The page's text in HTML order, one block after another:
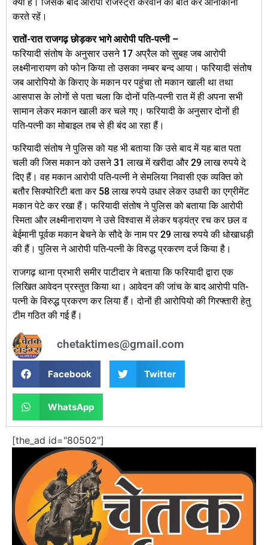
करते रहें।
रातों-रात राजगढ़ छोड़कर भागे आरोपी पति-पत्नी –
फरियादी संतोष के अनुसार उसने 17 अप्रैल को सुबह जब आरोपी
लक्ष्मीनारायण को फोन किया तो उसका नम्बर बन्द आया। फरियादी संतोष
जब आरोपियो के किराए के मकान पर पहुंचा तो मकान खाली था तथा
आसपास के लोगों से पता चला कि दोनों पति-पत्नी रात में ही अपना सभी
सामान लेकर मकान खाली कर चले गए। फरियादी के अनुसार दोनों ही
पति-पत्नी का मोबाइल तब से ही बंद आ रहा हैं।
फरियादी संतोष ने पुलिस को यह भी बताया कि उसे बाद में यह बात पता
चली की जिस मकान को उसने 31 लाख में खरीदा और 29 लाख रुपये दे
दिए हैं। वह मकान आरोपी पति-पत्नी ने सेमलिया निवासी एक व्यक्ति को
बतौर सिक्योरिटी बता कर 58 लाख रुपये उधार लेकर उधारी का एग्रीमेंट
मकान पेटे कर रखा हैं। फरियादी संतोष ने पुलिस को बताया कि आरोपी
स्मिता और लक्ष्मीनारायण ने उसे विश्वास में लेकर षड्यंत्र रच कर छल व
बेईमानी पूर्वक मकान बेचने के सौदे के नाम पर 29 लाख रुपये की धोखाधड़ी
की हैं। पुलिस ने आरोपी पति-पत्नी के विरुद्ध प्रकरण दर्ज किया है।
राजगढ़ थाना प्रभारी समीर पाटीदार ने बताया कि फरियादी द्वारा एक
लिखित आवेदन प्रस्तुत किया था। आवेदन की जांच के बाद आरोपी पति-
पत्नी के विरुद्ध प्रकरण कर लिया हैं। दोनों ही आरोपियो की गिरफ्तारी हेतु
टीम गठित की गई हैं।
chetaktimes@gmail.com
Facebook Twitter
WhatsApp
[the_ad id="80502"]